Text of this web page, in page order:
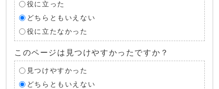
役に立った
どちらともいえない
役に立たなかった
このページは見つけやすかったですか？
見つけやすかった
どちらともいえない